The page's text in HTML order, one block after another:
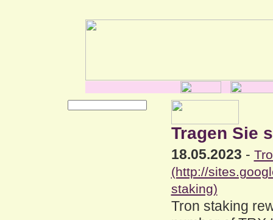
Tragen Sie
18.05.2023 -
(http://
staking)
Tron staking